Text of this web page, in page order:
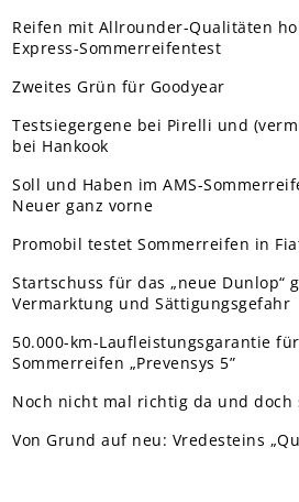
Reifen mit Allrounder-Qualitäten
Express-Sommerreifentest
Zweites Grün für Goodyear
Testsiegergene bei Pirelli und
bei Hankook
Soll und Haben im AMS-
Neuer ganz vorne
Promobil testet Sommerreifen in
Startschuss für das „neue Dunlop“
Vermarktung und Sättigungsgefahr
50.000-km-Laufleistungsgarantie
Sommerreifen „Prevensys 5”
Noch nicht mal richtig da und doch
Von Grund auf neu: Vredesteins